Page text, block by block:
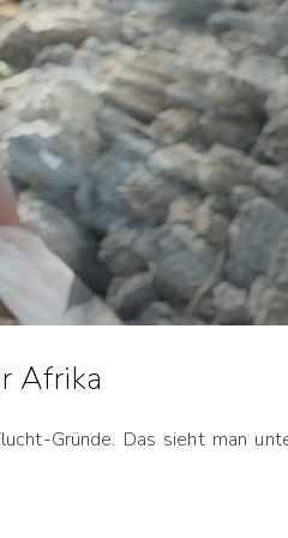
Afrika
Gründe. Das sieht man